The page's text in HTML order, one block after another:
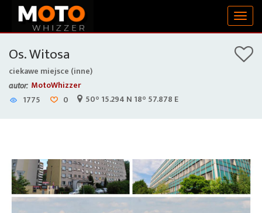
Os. Witosa
ciekawe miejsce (inne)
autor: MotoWhizzer
1775
0 50° 15.294 N 18° 57.878 E